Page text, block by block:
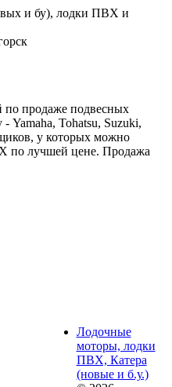
и бу), лодки ПВХ и
по продаже подвесных
Yamaha, Tohatsu, Suzuki,
у которых можно
по лучшей цене. Продажа
Лодочные
моторы, лодки
ПВХ, Катера
(новые и б.у.)